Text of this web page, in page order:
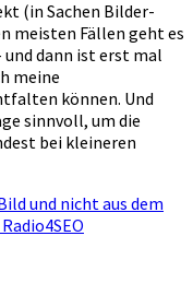
(in Sachen Bilder-
meisten Fällen geht es
und dann ist erst mal
meine
können. Und
sinnvoll, um die
bei kleineren
und nicht aus dem